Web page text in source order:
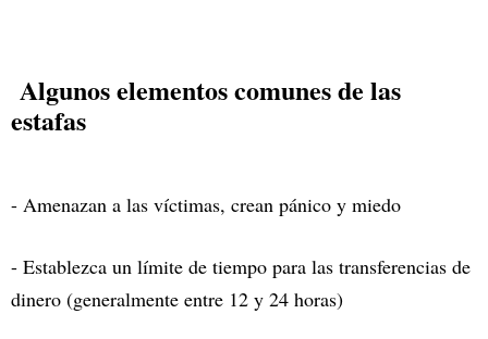
Algunos elementos comunes de las
estafas
- Amenazan a las víctimas, crean pánico y miedo
- Establezca un límite de tiempo para las transferencias de
dinero (generalmente entre 12 y 24 horas)